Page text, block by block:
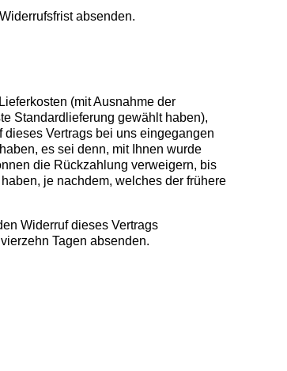
absenden.
(mit Ausnahme der
Standardlieferung gewählt haben),
Vertrags bei uns eingegangen
es sei denn, mit Ihnen wurde
die Rückzahlung verweigern, bis
je nachdem, welches der frühere
Widerruf dieses Vertrags
Tagen absenden.